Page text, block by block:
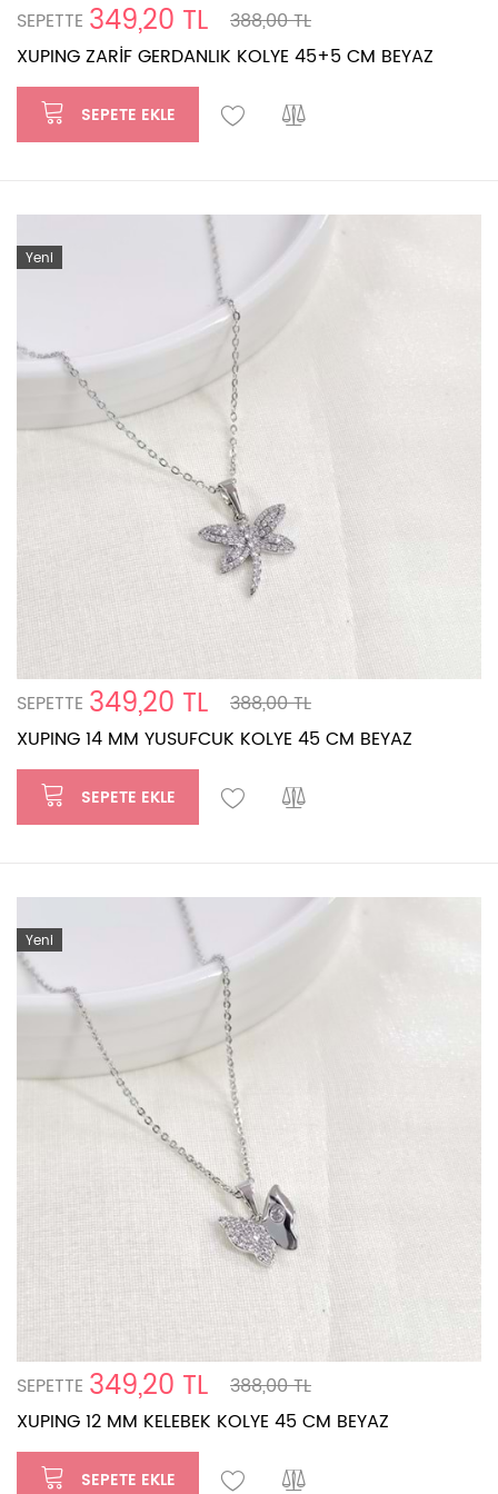
SEPETTE 349,20 TL
388,00 TL
XUPING ZARİF GERDANLIK KOLYE 45+5 CM BEYAZ
SEPETE EKLE
Yeni
SEPETTE 349,20 TL
388,00 TL
XUPING 14 MM YUSUFCUK KOLYE 45 CM BEYAZ
SEPETE EKLE
Yeni
SEPETTE 349,20 TL
388,00 TL
XUPING 12 MM KELEBEK KOLYE 45 CM BEYAZ
SEPETE EKLE